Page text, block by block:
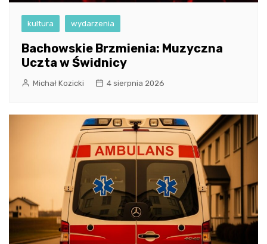
kultura wydarzenia
Bachowskie Brzmienia: Muzyczna
Uczta w Świdnicy
Michał Kozicki 4 sierpnia 2026